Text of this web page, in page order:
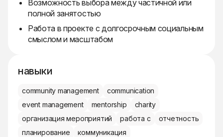
Возможность выбора между частичной или
полной занятостью
Работа в проекте с долгосрочным социальным
смыслом и масштабом
навыки
community management
communication
event management
mentorship
charity
организация мероприятий
работа с
отчетность
планирование
коммуникация